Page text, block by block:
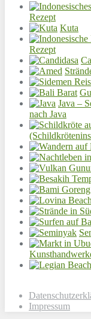
Rezept
Kuta
Rezept
Java –
nach Java
Impressum